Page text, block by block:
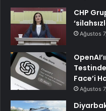
CHP
Ağustos
Face’i
Ağustos